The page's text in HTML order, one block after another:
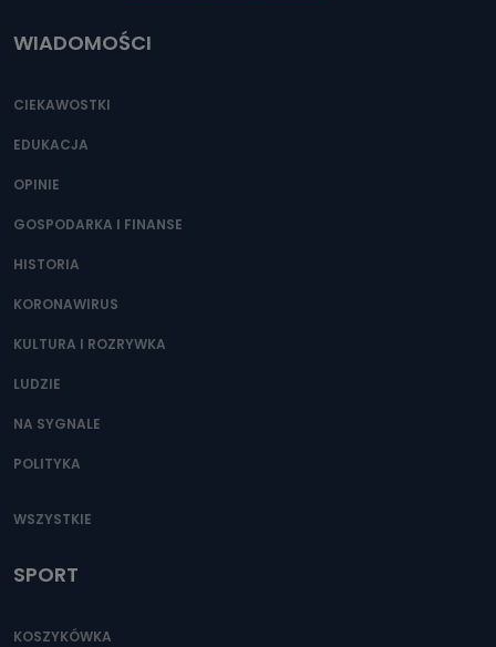
WIADOMOŚCI
CIEKAWOSTKI
EDUKACJA
OPINIE
GOSPODARKA I FINANSE
HISTORIA
KORONAWIRUS
KULTURA I ROZRYWKA
LUDZIE
NA SYGNALE
POLITYKA
WSZYSTKIE
SPORT
KOSZYKÓWKA